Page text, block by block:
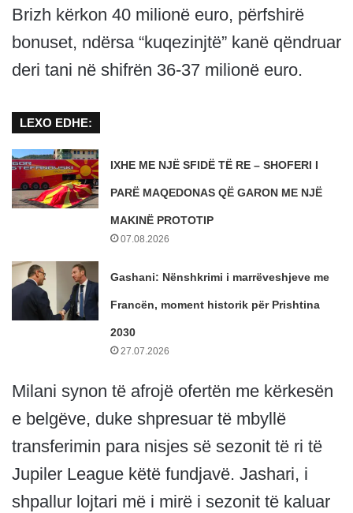
Brizh kërkon 40 milionë euro, përfshirë
bonuset, ndërsa “kuqezinjtë” kanë qëndruar
deri tani në shifrën 36-37 milionë euro.
LEXO EDHE:
IXHE ME NJË SFIDË TË RE – SHOFERI I
PARË MAQEDONAS QË GARON ME NJË
MAKINË PROTOTIP
07.08.2026
Gashani: Nënshkrimi i marrëveshjeve me
Francën, moment historik për Prishtina
2030
27.07.2026
Milani synon të afrojë ofertën me kërkesën
e belgëve, duke shpresuar të mbyllë
transferimin para nisjes së sezonit të ri të
Jupiler League këtë fundjavë. Jashari, i
shpallur lojtari më i mirë i sezonit të kaluar